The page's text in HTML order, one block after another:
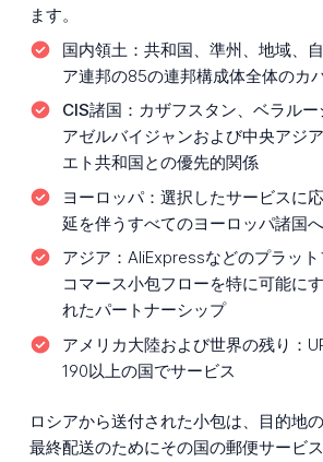
ます。
国内領土： 共和国、準州、地域、
ア連邦の85の連邦構成体全体のカ
CIS諸国： カザフスタン、ベラルー
アゼルバイジャンおよび中央アジ
エト共和国との優先的関係
ヨーロッパ： 選択したサービスに
延を伴うすべてのヨーロッパ諸国
アジア： AliExpressなどのプラッ
コマース小包フローを特に可能に
れたパートナーシップ
アメリカ大陸および世界の残り：
190以上の国でサービス
ロシアから送付された小包は、目的地
最終配送のためにその国の郵便サービ